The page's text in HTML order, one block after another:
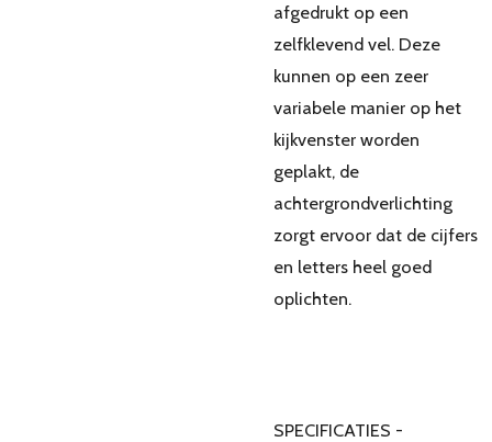
afgedrukt op een
zelfklevend vel. Deze
kunnen op een zeer
variabele manier op het
kijkvenster worden
geplakt, de
achtergrondverlichting
zorgt ervoor dat de cijfers
en letters heel goed
oplichten.
SPECIFICATIES -